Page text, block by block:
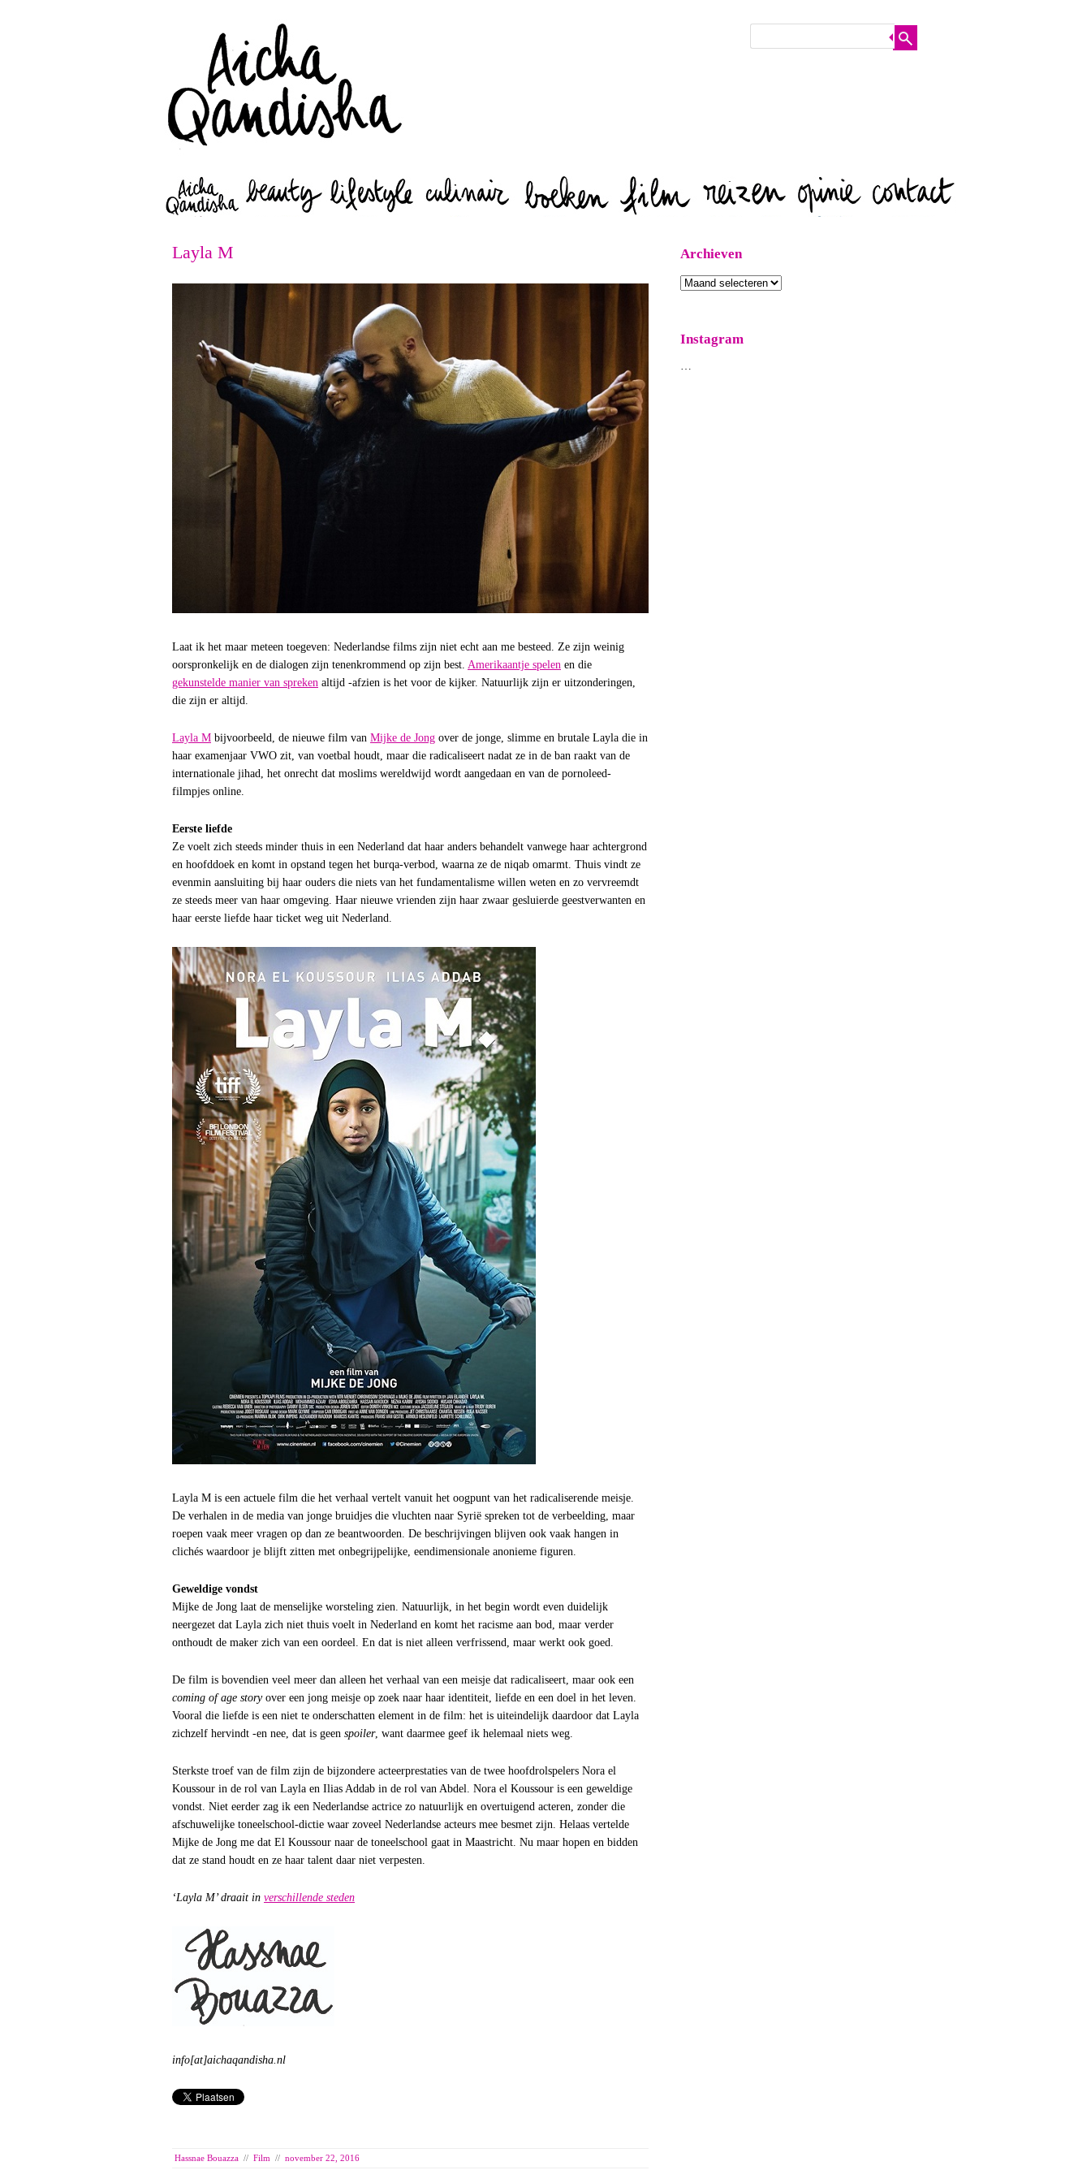
Layla M
Laat ik het maar meteen toegeven: Nederlandse films zijn niet echt aan me besteed. Ze zijn weinig
oorspronkelijk en de dialogen zijn tenenkrommend op zijn best. Amerikaantje spelen en die
gekunstelde manier van spreken altijd -afzien is het voor de kijker. Natuurlijk zijn er uitzonderingen,
die zijn er altijd.
Layla M bijvoorbeeld, de nieuwe film van Mijke de Jong over de jonge, slimme en brutale Layla die in
haar examenjaar VWO zit, van voetbal houdt, maar die radicaliseert nadat ze in de ban raakt van de
internationale jihad, het onrecht dat moslims wereldwijd wordt aangedaan en van de pornoleed-
filmpjes online.
Eerste liefde
Ze voelt zich steeds minder thuis in een Nederland dat haar anders behandelt vanwege haar achtergrond
en hoofddoek en komt in opstand tegen het burqa-verbod, waarna ze de niqab omarmt. Thuis vindt ze
evenmin aansluiting bij haar ouders die niets van het fundamentalisme willen weten en zo vervreemdt
ze steeds meer van haar omgeving. Haar nieuwe vrienden zijn haar zwaar gesluierde geestverwanten en
haar eerste liefde haar ticket weg uit Nederland.
Layla M is een actuele film die het verhaal vertelt vanuit het oogpunt van het radicaliserende meisje.
De verhalen in de media van jonge bruidjes die vluchten naar Syrië spreken tot de verbeelding, maar
roepen vaak meer vragen op dan ze beantwoorden. De beschrijvingen blijven ook vaak hangen in
clichés waardoor je blijft zitten met onbegrijpelijke, eendimensionale anonieme figuren.
Geweldige vondst
Mijke de Jong laat de menselijke worsteling zien. Natuurlijk, in het begin wordt even duidelijk
neergezet dat Layla zich niet thuis voelt in Nederland en komt het racisme aan bod, maar verder
onthoudt de maker zich van een oordeel. En dat is niet alleen verfrissend, maar werkt ook goed.
De film is bovendien veel meer dan alleen het verhaal van een meisje dat radicaliseert, maar ook een
coming of age storyover een jong meisje op zoek naar haar identiteit, liefde en een doel in het leven.
Vooral die liefde is een niet te onderschatten element in de film: het is uiteindelijk daardoor dat Layla
zichzelf hervindt -en nee, dat is geen spoiler, want daarmee geef ik helemaal niets weg.
Sterkste troef van de film zijn de bijzondere acteerprestaties van de twee hoofdrolspelers Nora el
Koussour in de rol van Layla en Ilias Addab in de rol van Abdel. Nora el Koussour is een geweldige
vondst. Niet eerder zag ik een Nederlandse actrice zo natuurlijk en overtuigend acteren, zonder die
afschuwelijke toneelschool-dictie waar zoveel Nederlandse acteurs mee besmet zijn. Helaas vertelde
Mijke de Jong me dat El Koussour naar de toneelschool gaat in Maastricht. Nu maar hopen en bidden
dat ze stand houdt en ze haar talent daar niet verpesten.
‘Layla M’ draait in verschillende steden
info[at]aichaqandisha.nl
Hassnae Bouazza // Film // november 22, 2016
Archieven
Archieven
Instagram
…